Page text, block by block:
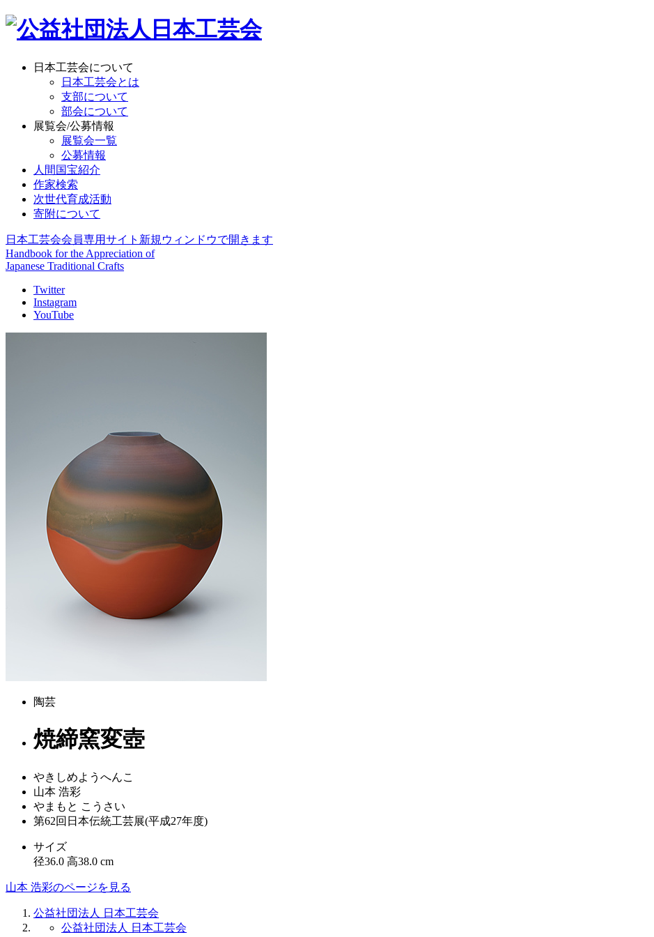
日本工芸会について
日本工芸会とは
支部について
部会について
展覧会/公募情報
展覧会一覧
公募情報
人間国宝紹介
作家検索
次世代育成活動
寄附について
日本工芸会会員専用サイト 新規ウィンドウで開きます
Handbook for the Appreciation of
Japanese Traditional Crafts
Twitter
Instagram
YouTube
陶芸
焼締窯変壺
やきしめようへんこ
山本 浩彩
やまもと こうさい
第62回日本伝統工芸展(平成27年度)
サイズ
径36.0 高38.0 cm
山本 浩彩のページを見る
公益社団法人 日本工芸会
公益社団法人 日本工芸会